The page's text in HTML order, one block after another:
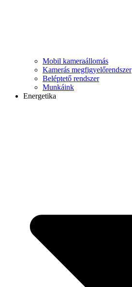
Mobil kameraállomás
Kamerás megfigyelőrendszer
Beléptető rendszer
Munkáink
Energetika